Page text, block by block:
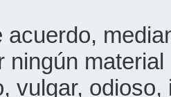
acuerdo,
ningún
vulgar,